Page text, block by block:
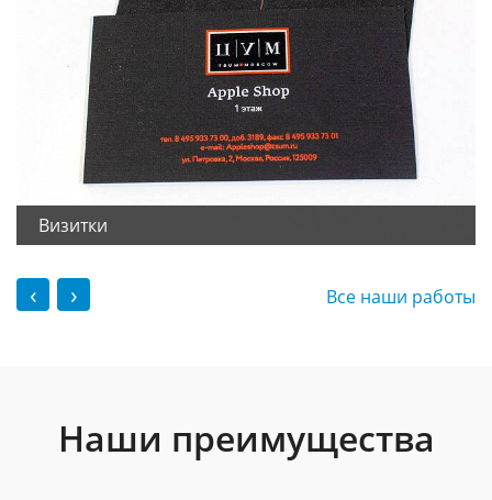
Визитки
‹ › Все наши работы
Наши преимущества